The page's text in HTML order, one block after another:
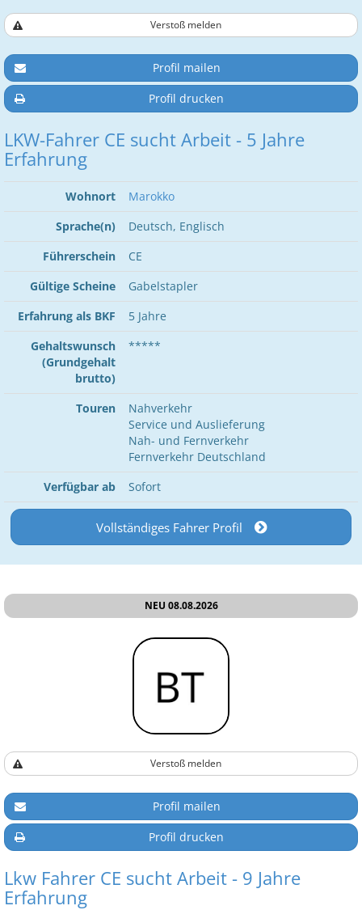
Verstoß melden
Profil mailen
Profil drucken
LKW-Fahrer CE sucht Arbeit - 5 Jahre
Erfahrung
Wohnort
Marokko
Sprache(n)
Deutsch, Englisch
Führerschein
CE
Gültige Scheine
Gabelstapler
Erfahrung als BKF
5 Jahre
Gehaltswunsch
(Grundgehalt
brutto)
*****
Touren
Nahverkehr
Service und Auslieferung
Nah- und Fernverkehr
Fernverkehr Deutschland
Verfügbar ab
Sofort
Vollständiges Fahrer Profil
NEU 08.08.2026
Verstoß melden
Profil mailen
Profil drucken
Lkw Fahrer CE sucht Arbeit - 9 Jahre
Erfahrung